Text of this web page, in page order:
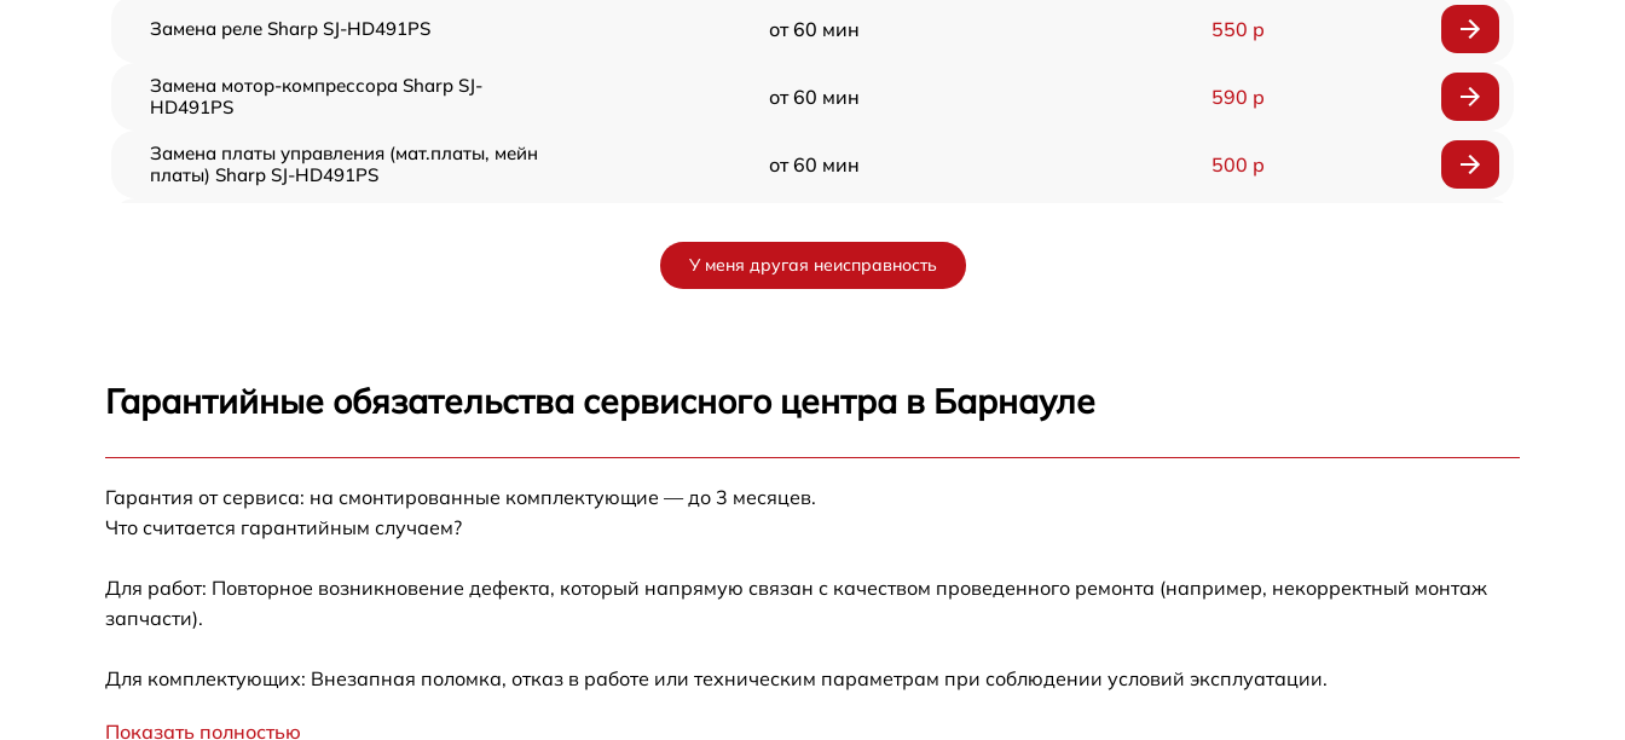
Замена реле Sharp SJ-HD491PS от 60 мин 550 р
Замена мотор-компрессора Sharp SJ-
HD491PS
от 60 мин 590 р
Замена платы управления (мат.платы, мейн
платы) Sharp SJ-HD491PS
от 60 мин 500 р
Замена электросхемы Sharp SJ-HD491PS от 60 мин
Устранение засора трубопровода Sharp SJ-
Ремонт датчика морозильного отделения
У меня другая неисправность
Гарантийные обязательства сервисного центра в Барнауле
Гарантия от сервиса: на смонтированные комплектующие — до 3 месяцев.
Что считается гарантийным случаем?
Для работ: Повторное возникновение дефекта, который напрямую связан с качеством проведенного ремонта (например, некорректный монтаж
запчасти).
Для комплектующих: Внезапная поломка, отказ в работе или техническим параметрам при соблюдении условий эксплуатации.
Показать полностью